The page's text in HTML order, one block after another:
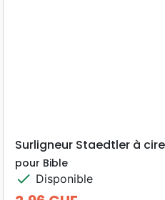
Surligneur Staedtler à
pour Bible
check Disponible